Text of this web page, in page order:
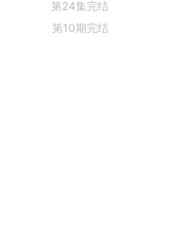
第24集完结
第10期完结